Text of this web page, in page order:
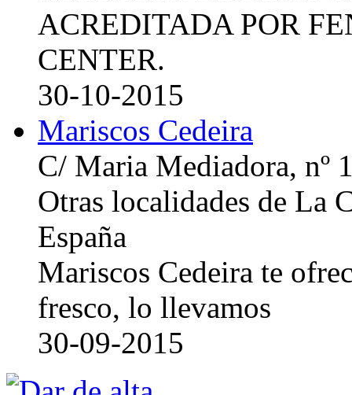
ACREDITADA POR
CENTER.
30-10-2015
Mariscos Cedeira
C/ Maria Mediadora, nº
Otras localidades de La
España
Mariscos Cedeira te
fresco, lo llevamos
30-09-2015